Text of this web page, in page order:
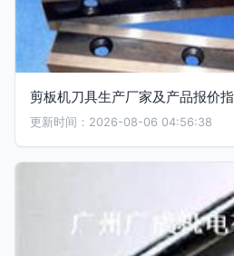
剪板机刀具生产厂家及产品报价
更新时间：2026-08-06 04:56:38